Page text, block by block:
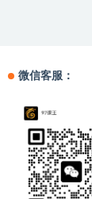
微信客服：